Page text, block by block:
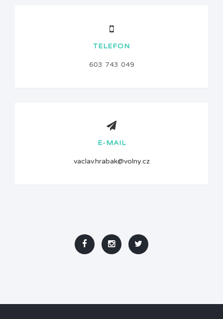
TELEFON
603 743 049
E-MAIL
vaclav.hrabak@volny.cz